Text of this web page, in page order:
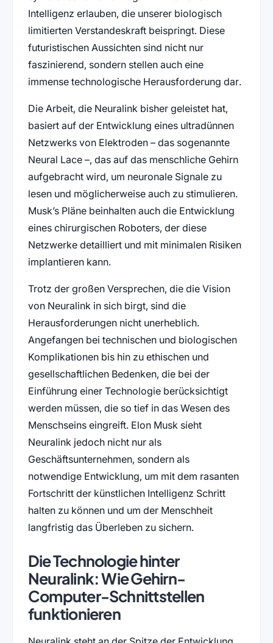
Intelligenz erlauben, die unserer biologisch
limitierten Verstandeskraft beispringt. Diese
futuristischen Aussichten sind nicht nur
faszinierend, sondern stellen auch eine
immense technologische Herausforderung dar.
Die Arbeit, die Neuralink bisher geleistet hat,
basiert auf der Entwicklung eines ultradünnen
Netzwerks von Elektroden – das sogenannte
Neural Lace –, das auf das menschliche Gehirn
aufgebracht wird, um neuronale Signale zu
lesen und möglicherweise auch zu stimulieren.
Musk’s Pläne beinhalten auch die Entwicklung
eines chirurgischen Roboters, der diese
Netzwerke detailliert und mit minimalen Risiken
implantieren kann.
Trotz der großen Versprechen, die die Vision
von Neuralink in sich birgt, sind die
Herausforderungen nicht unerheblich.
Angefangen bei technischen und biologischen
Komplikationen bis hin zu ethischen und
gesellschaftlichen Bedenken, die bei der
Einführung einer Technologie berücksichtigt
werden müssen, die so tief in das Wesen des
Menschseins eingreift. Elon Musk sieht
Neuralink jedoch nicht nur als
Geschäftsunternehmen, sondern als
notwendige Entwicklung, um mit dem rasanten
Fortschritt der künstlichen Intelligenz Schritt
halten zu können und um der Menschheit
langfristig das Überleben zu sichern.
Die Technologie hinter
Neuralink: Wie Gehirn-
Computer-Schnittstellen
funktionieren